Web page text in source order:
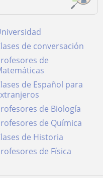
Universidad
Clases de conversación
Profesores de Biología
Profesores de Química
Clases de Historia
Profesores de Física